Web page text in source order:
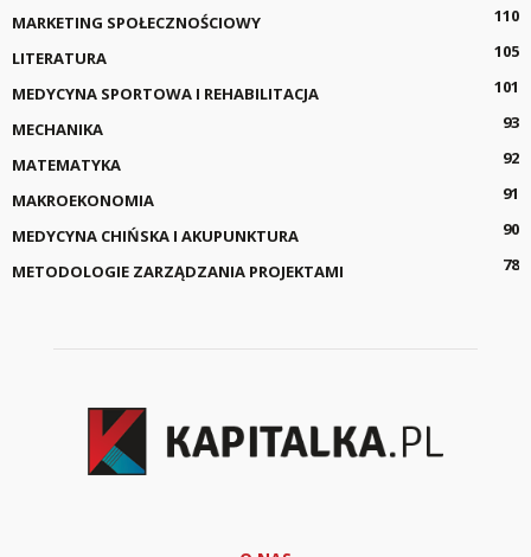
MARKETING SPOŁECZNOŚCIOWY
110
LITERATURA
105
MEDYCYNA SPORTOWA I REHABILITACJA
101
MECHANIKA
93
MATEMATYKA
92
MAKROEKONOMIA
91
MEDYCYNA CHIŃSKA I AKUPUNKTURA
90
METODOLOGIE ZARZĄDZANIA PROJEKTAMI
78